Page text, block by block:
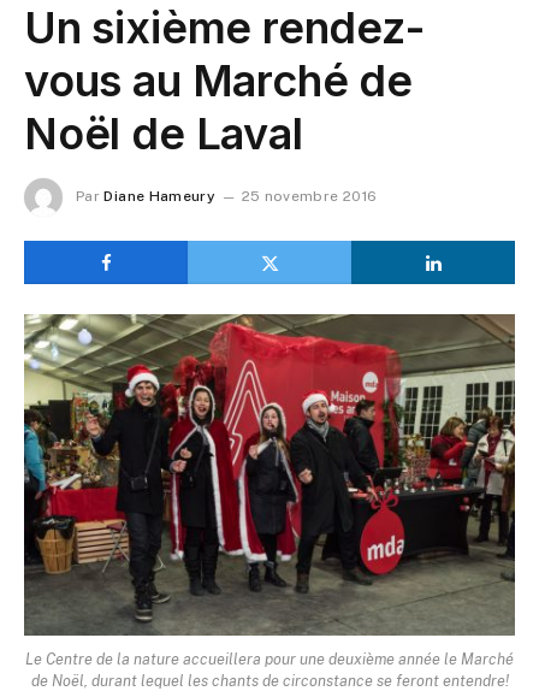
Un sixième rendez-
vous au Marché de
Noël de Laval
Par Diane Hameury 25 novembre 2016
Le Centre de la nature accueillera pour une deuxième année le Marché
de Noël, durant lequel les chants de circonstance se feront entendre!